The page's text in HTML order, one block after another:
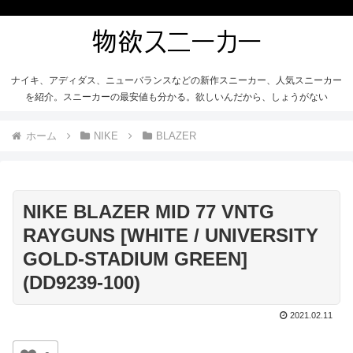
ナイキ、アディダス、ニューバランスなどの新作スニーカー、人気スニーカー
を紹介。スニーカーの最安値も分かる。欲しいんだから、しょうがない
ホーム NIKE BLAZER
NIKE BLAZER MID 77 VNTG
RAYGUNS [WHITE / UNIVERSITY
GOLD-STADIUM GREEN]
(DD9239-100)
2021.02.11